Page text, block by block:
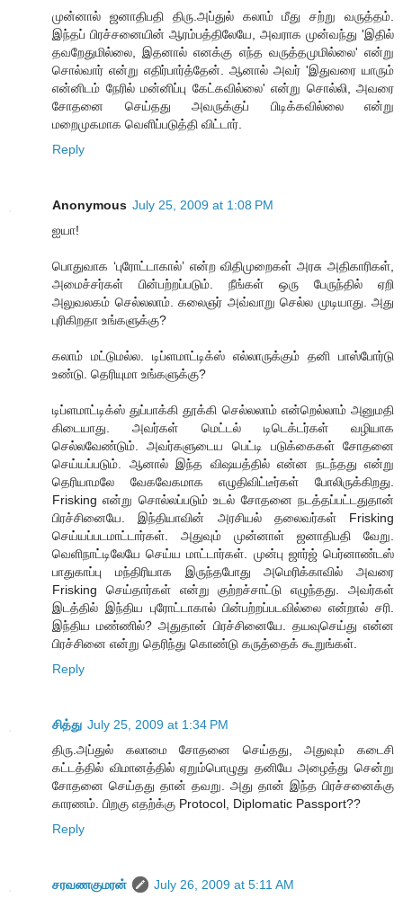
முன்னால் ஜனாதிபதி திரு.அப்துல் கலாம் மீது சற்று வருத்தம்.
இந்தப் பிரச்சனையின் ஆரம்பத்திலேயே, அவராக முன்வந்து 'இதில்
தவறேதுமில்லை, இதனால் எனக்கு எந்த வருத்தமுமில்லை' என்று
சொல்வார் என்று எதிர்பார்த்தேன். ஆனால் அவர் 'இதுவரை யாரும்
என்னிடம் நேரில் மன்னிப்பு கேட்கவில்லை' என்று சொல்லி, அவரை
சோதனை செய்தது அவருக்குப் பிடிக்கவில்லை என்று
மறைமுகமாக வெளிப்படுத்தி விட்டார்.
Reply
Anonymous July 25, 2009 at 1:08 PM
ஐயா!
பொதுவாக ‘புரோட்டாகால்’ என்ற விதிமுறைகள் அரசு அதிகாரிகள்,
அமைச்சர்கள் பின்பற்றப்படும். நீங்கள் ஒரு பேருந்தில் ஏறி
அலுவலகம் செல்லலாம். கலைஞர் அவ்வாறு செல்ல முடியாது. அது
புரிகிறதா உங்களுக்கு?
கலாம் மட்டுமல்ல. டிப்ளமாட்டிக்ஸ் எல்லாருக்கும் தனி பாஸ்போர்டு
உண்டு. தெரியுமா உங்களுக்கு?
டிப்ளமாட்டிக்ஸ் துப்பாக்கி தூக்கி செல்லலாம் என்றெல்லாம் அனுமதி
கிடையாது. அவர்கள் மெட்டல் டிடெக்டர்கள் வழியாக
செல்லவேண்டும். அவர்களுடைய பெட்டி படுக்கைகள் சோதனை
செய்யப்படும். ஆனால் இந்த விஷயத்தில் என்ன நடந்தது என்று
தெரியாமலே வேகவேகமாக எழுதிவிட்டீர்கள் போலிருக்கிறது.
Frisking என்று சொல்லப்படும் உடல் சோதனை நடத்தப்பட்டதுதான்
பிரச்சினையே. இந்தியாவின் அரசியல் தலைவர்கள் Frisking
செய்யப்படமாட்டார்கள். அதுவும் முன்னாள் ஜனாதிபதி வேறு.
வெளிநாட்டிலேயே செய்ய மாட்டார்கள். முன்பு ஜார்ஜ் பெர்னாண்டஸ்
பாதுகாப்பு மந்திரியாக இருந்தபோது அமெரிக்காவில் அவரை
Frisking செய்தார்கள் என்று குற்றச்சாட்டு எழுந்தது. அவர்கள்
இடத்தில் இந்திய புரோட்டாகால் பின்பற்றப்படவில்லை என்றால் சரி.
இந்திய மண்ணில்? அதுதான் பிரச்சினையே. தயவுசெய்து என்ன
பிரச்சினை என்று தெரிந்து கொண்டு கருத்தைக் கூறுங்கள்.
Reply
சித்து July 25, 2009 at 1:34 PM
திரு.அப்துல் கலாமை சோதனை செய்தது, அதுவும் கடைசி
கட்டத்தில் விமானத்தில் ஏறும்பொழுது தனியே அழைத்து சென்று
சோதனை செய்தது தான் தவறு. அது தான் இந்த பிரச்சனைக்கு
காரணம். பிறகு எதற்க்கு Protocol, Diplomatic Passport??
Reply
சரவணகுமரன் July 26, 2009 at 5:11 AM